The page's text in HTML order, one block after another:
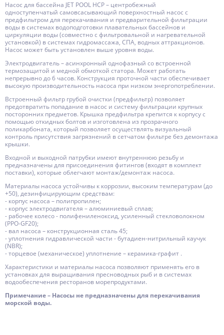
Насос для бассейна JET POOL HCP – центробежный
одноступенчатый самовсасывающий поверхностный насос с
предфильтром для перекачивания и предварительной фильтрации
воды в системах водоподготовки плавательных бассейнов и
циркуляции воды (совместно с фильтровальной и нагревательной
установкой) в системах гидромассажа, СПА, водных аттракционов.
Насос может быть установлен выше уровня воды.
Электродвигатель – асинхронный однофазный со встроенной
термозащитой и медной обмоткой статора. Может работать
непрерывно до 6 часов. Конструкция проточной части обеспечивает
высокую производительность насоса при низком энергопотреблении.
Встроенный фильтр грубой очистки (предфильтр) позволяет
предотвратить попадание в насос и систему фильтрации крупных
посторонних предметов. Крышка предфильтра крепится к корпусу с
помощью откидных болтов и изготовлена из прозрачного
поликарбоната, который позволяет осуществлять визуальный
контроль присутствия загрязнений в сетчатом фильтре без демонтажа
крышки.
Входной и выходной патрубки имеют внутреннюю резьбу и
предназначены для присоединения фитингов (входят в комплект
поставки), которые облегчают монтаж/демонтаж насоса.
Материалы насоса устойчивы к коррозии, высоким температурам (до
+50), дезинфицирующим средствам:
- корпус насоса – полипропилен;
- корпус электродвигателя – алюминиевый сплав;
- рабочее колесо - полифениленоксид, усиленный стекловолокном
(PPO-GF20);
- вал насоса – конструкционная сталь 45;
- уплотнения гидравлической части - бутадиен-нитрильный каучук
(NBR);
- торцевое (механическое) уплотнение – керамика-графит .
Характеристики и материалы насоса позволяют применять его в
установках для выращивания пресноводных рыб и в системах
водообеспечения ресторанов морепродуктами.
Примечание – Насосы не предназначены для перекачивания
морской воды.